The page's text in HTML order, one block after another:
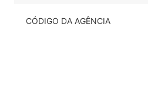
CÓDIGO DA AGÊNCIA